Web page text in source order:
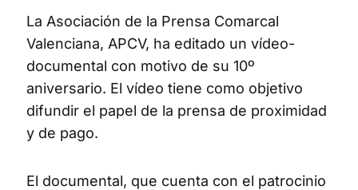
La Asociación de la Prensa Comarcal
Valenciana, APCV, ha editado un vídeo-
documental con motivo de su 10º
aniversario. El vídeo tiene como objetivo
difundir el papel de la prensa de proximidad
y de pago.
El documental, que cuenta con el patrocinio